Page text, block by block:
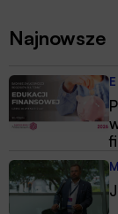
Najnowsze